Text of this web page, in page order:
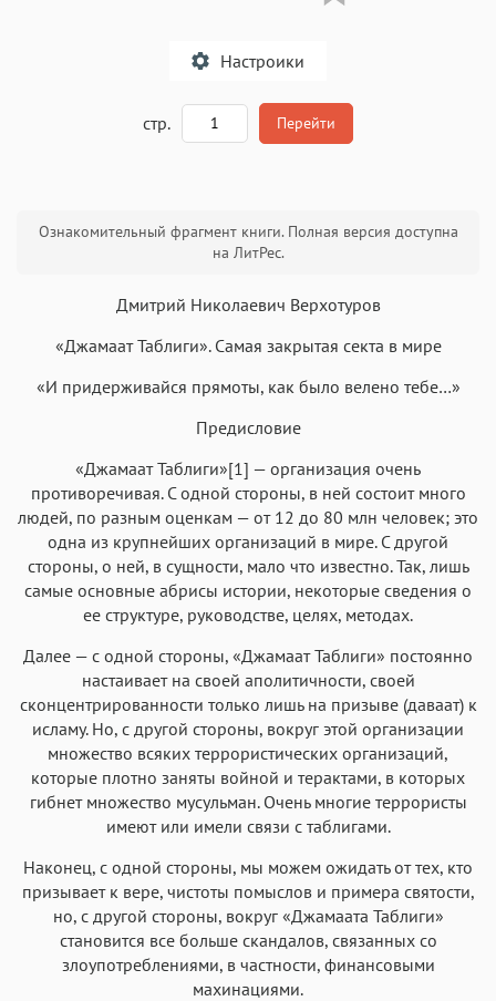
Настроики
Аа
Roboto Garamond
Аа
Fira Sans
Аа
Times
Iowan
Аа
San Francisco Аа
SF Serif New York
Аа
Helvetica Neue
Аа
Arial Аа
Georgia
Аа
Times New Roman
Аа Аа Аа Аа
стр. Перейти
Ознакомительный фрагмент книги. Полная версия доступна
на ЛитРес.
Дмитрий Николаевич Верхотуров
«Джамаат Таблиги». Самая закрытая секта в мире
«И придерживайся прямоты, как было велено тебе…»
Предисловие
«Джамаат Таблиги»[1] — организация очень
противоречивая. С одной стороны, в ней состоит много
людей, по разным оценкам — от 12 до 80 млн человек; это
одна из крупнейших организаций в мире. С другой
стороны, о ней, в сущности, мало что известно. Так, лишь
самые основные абрисы истории, некоторые сведения о
ее структуре, руководстве, целях, методах.
Далее — с одной стороны, «Джамаат Таблиги» постоянно
настаивает на своей аполитичности, своей
сконцентрированности только лишь на призыве (даваат) к
исламу. Но, с другой стороны, вокруг этой организации
множество всяких террористических организаций,
которые плотно заняты войной и терактами, в которых
гибнет множество мусульман. Очень многие террористы
имеют или имели связи с таблигами.
Наконец, с одной стороны, мы можем ожидать от тех, кто
призывает к вере, чистоты помыслов и примера святости,
но, с другой стороны, вокруг «Джамаата Таблиги»
становится все больше скандалов, связанных со
злоупотреблениями, в частности, финансовыми
махинациями.